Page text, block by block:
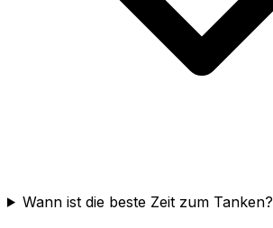
Wann ist die beste Zeit zum Tanken?